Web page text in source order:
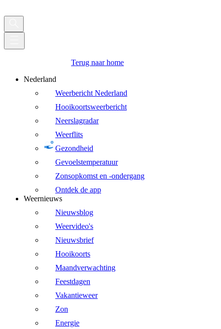
Terug naar home
Nederland
Weerbericht Nederland
Hooikoortsweerbericht
Neerslagradar
Weerflits
Gezondheid
Gevoelstemperatuur
Zonsopkomst en -ondergang
Ontdek de app
Weernieuws
Nieuwsblog
Weervideo's
Nieuwsbrief
Hooikoorts
Maandverwachting
Feestdagen
Vakantieweer
Zon
Energie